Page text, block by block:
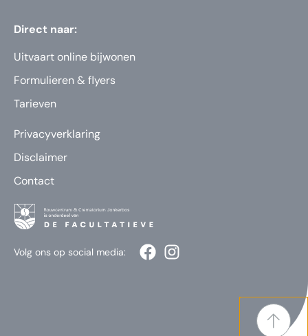
Direct naar:
Uitvaart online bijwonen
Formulieren & flyers
Tarieven
Privacyverklaring
Disclaimer
Contact
Volg ons op social media: